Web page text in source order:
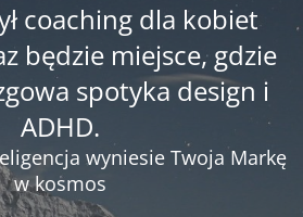
coaching dla kobiet
będzie miejsce, gdzie
spotyka design i
ADHD.
wyniesie Twoja Markę
w kosmos